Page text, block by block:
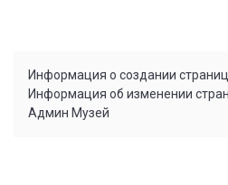
Информация о создании
Информация об изменении
Админ Музей